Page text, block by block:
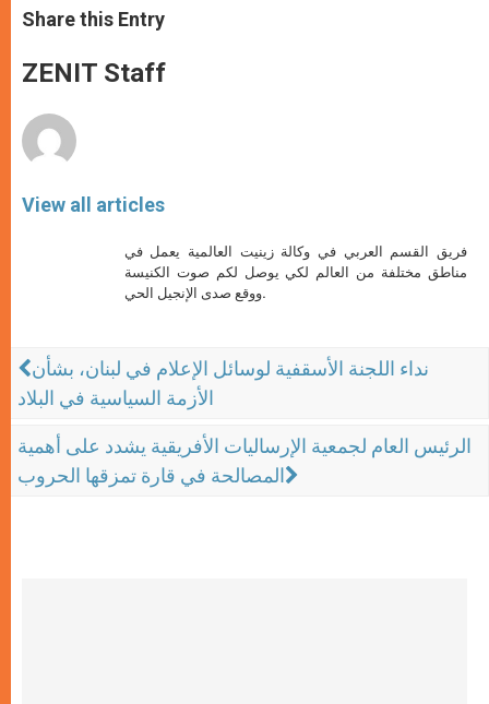
t
s
p
p
s
e
g
e
e
b
o
k
Share this Entry
ZENIT Staff
View all articles
فريق القسم العربي في وكالة زينيت العالمية يعمل في
مناطق مختلفة من العالم لكي يوصل لكم صوت الكنيسة
ووقع صدى الإنجيل الحي.
نداء اللجنة الأسقفية لوسائل الإعلام في لبنان، بشأن
الأزمة السياسية في البلاد
الرئيس العام لجمعية الإرساليات الأفريقية يشدد على أهمية
المصالحة في قارة تمزقها الحروب